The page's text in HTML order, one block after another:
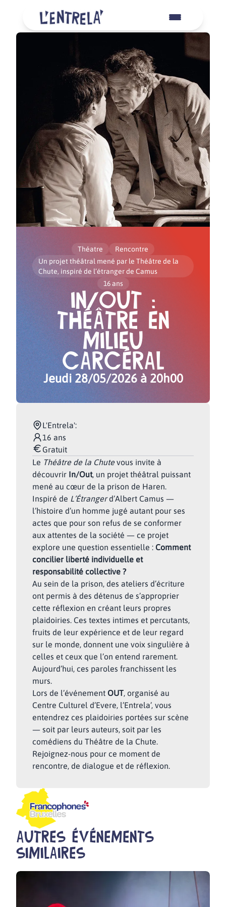
Théatre
Rencontre
Un projet théâtral mené par le Théâtre de la
Chute, inspiré de l’étranger de Camus
16 ans
In/Out :
Théâtre en
milieu
carcéral
Jeudi 28/05/2026 à 20h00
Le Théâtre de la Chutevous invite à
découvrir In/Out, un projet théâtral puissant
mené au cœur de la prison de Haren.
Inspiré de L’Étrangerd’Albert Camus —
l’histoire d’un homme jugé autant pour ses
actes que pour son refus de se conformer
aux attentes de la société — ce projet
explore une question essentielle : Comment
concilier liberté individuelle et
responsabilité collective ?
Au sein de la prison, des ateliers d’écriture
ont permis à des détenus de s’approprier
cette réflexion en créant leurs propres
plaidoiries. Ces textes intimes et percutants,
fruits de leur expérience et de leur regard
sur le monde, donnent une voix singulière à
celles et ceux que l’on entend rarement.
Aujourd’hui, ces paroles franchissent les
murs.
Lors de l’événement OUT, organisé au
Centre Culturel d’Evere, l’Entrela’, vous
entendrez ces plaidoiries portées sur scène
— soit par leurs auteurs, soit par les
comédiens du Théâtre de la Chute.
Rejoignez-nous pour ce moment de
rencontre, de dialogue et de réflexion.
L'Entrela':
16 ans
Gratuit
Autres événements
similaires